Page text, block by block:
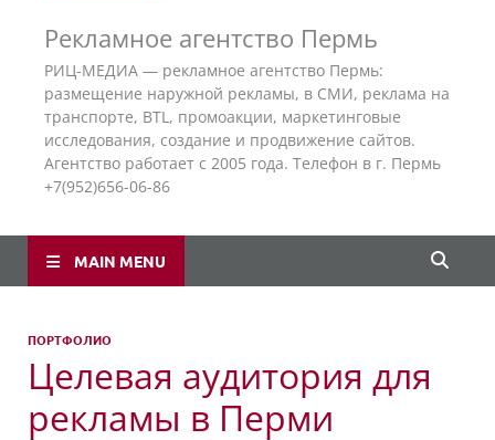
Рекламное агентство Пермь
РИЦ-МЕДИА — рекламное агентство Пермь:
размещение наружной рекламы, в СМИ, реклама на
транспорте, BTL, промоакции, маркетинговые
исследования, создание и продвижение сайтов.
Агентство работает с 2005 года. Телефон в г. Пермь
+7(952)656-06-86
MAIN MENU
ПОРТФОЛИО
Целевая аудитория для
рекламы в Перми